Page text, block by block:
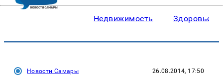
Недвижимость Здоровье
Новости Самары 26.08.2014, 17:50